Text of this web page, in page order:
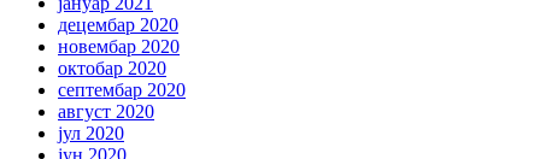
децембар 2020
новембар 2020
октобар 2020
септембар 2020
август 2020
јул 2020
јун 2020